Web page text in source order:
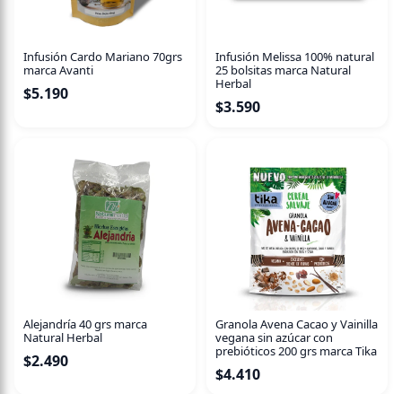
Infusión Cardo Mariano 70grs
marca Avanti
$5.190
Infusión Melissa 100% natural
25 bolsitas marca Natural
Herbal
$3.590
Alejandría 40 grs marca
Natural Herbal
$2.490
Granola Avena Cacao y Vainilla
vegana sin azúcar con
prebióticos 200 grs marca Tika
$4.410